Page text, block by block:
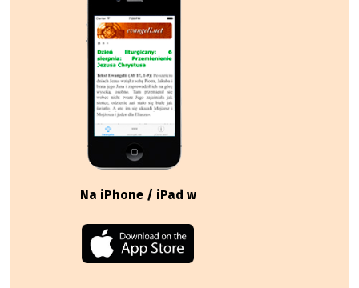
Na iPhone / iPad w